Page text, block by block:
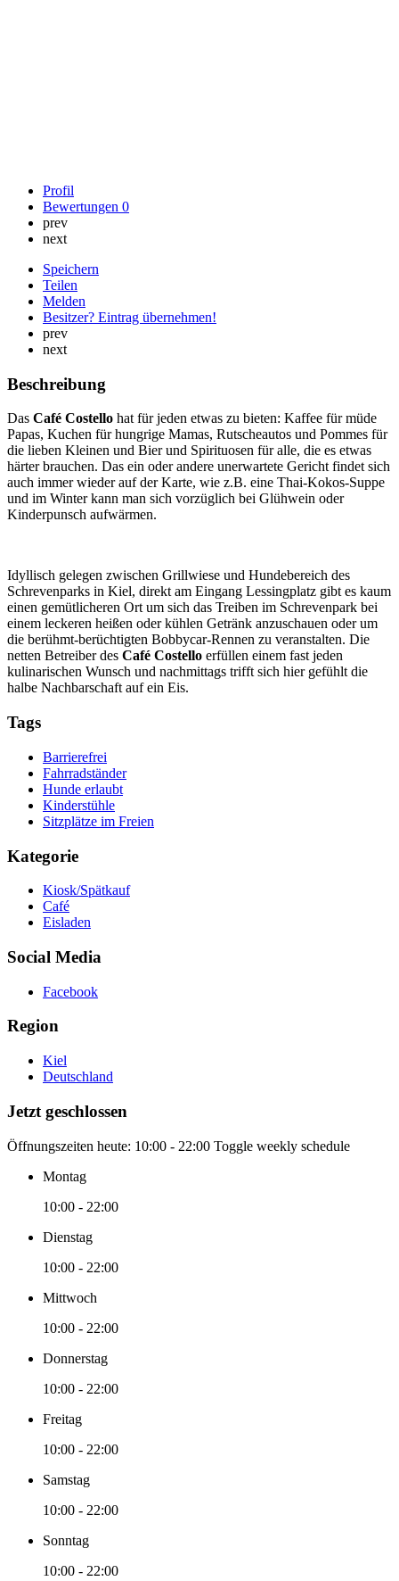
Profil
Bewertungen 0
prev
next
Speichern
Teilen
Melden
Besitzer? Eintrag übernehmen!
prev
next
Beschreibung
Das Café Costello hat für jeden etwas zu bieten: Kaffee für müde
Papas, Kuchen für hungrige Mamas, Rutscheautos und Pommes für
die lieben Kleinen und Bier und Spirituosen für alle, die es etwas
härter brauchen. Das ein oder andere unerwartete Gericht findet sich
auch immer wieder auf der Karte, wie z.B. eine Thai-Kokos-Suppe
und im Winter kann man sich vorzüglich bei Glühwein oder
Kinderpunsch aufwärmen.
Idyllisch gelegen zwischen Grillwiese und Hundebereich des
Schrevenparks in Kiel, direkt am Eingang Lessingplatz gibt es kaum
einen gemütlicheren Ort um sich das Treiben im Schrevenpark bei
einem leckeren heißen oder kühlen Getränk anzuschauen oder um
die berühmt-berüchtigten Bobbycar-Rennen zu veranstalten. Die
netten Betreiber des Café Costello erfüllen einem fast jeden
kulinarischen Wunsch und nachmittags trifft sich hier gefühlt die
halbe Nachbarschaft auf ein Eis.
Tags
Barrierefrei
Fahrradständer
Hunde erlaubt
Kinderstühle
Sitzplätze im Freien
Kategorie
Kiosk/Spätkauf
Café
Eisladen
Social Media
Facebook
Region
Kiel
Deutschland
Jetzt geschlossen
Öffnungszeiten heute: 10:00 - 22:00 Toggle weekly schedule
Montag
10:00 - 22:00
Dienstag
10:00 - 22:00
Mittwoch
10:00 - 22:00
Donnerstag
10:00 - 22:00
Freitag
10:00 - 22:00
Samstag
10:00 - 22:00
Sonntag
10:00 - 22:00